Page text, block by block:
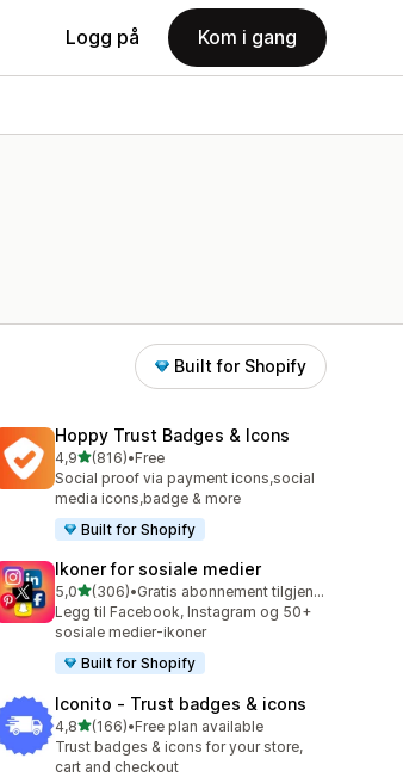
Logg på Kom i gang
Built for Shopify
Hoppy Trust Badges & Icons
4,9av 5 stjerner
(816)
Totalt 816 omtaler
•Free
Social proof via payment icons,social
media icons,badge & more
Built for Shopify
Ikoner for sosiale medier
5,0av 5 stjerner
(306)
Totalt 306 omtaler
•
Gratis abonnement tilgjengelig
Legg til Facebook, Instagram og 50+
sosiale medier-ikoner
Built for Shopify
Iconito ‑ Trust badges & icons
4,8av 5 stjerner
(166)
Totalt 166 omtaler
•Free plan available
Trust badges & icons for your store,
cart and checkout